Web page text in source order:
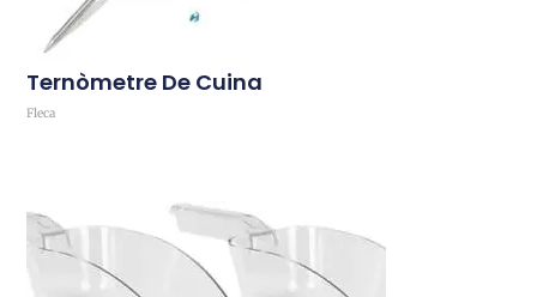
Ternòmetre De Cuina
Fleca